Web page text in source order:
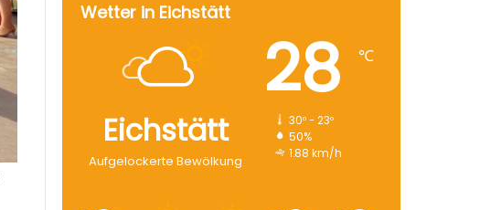
Wetter in Eichstätt
Eichstätt
Aufgelockerte Bewölkung
28 ℃
30º - 23º
50%
1.88 km/h